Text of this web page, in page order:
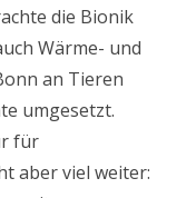
die Bionik
Wärme- und
an Tieren
umgesetzt.
für
aber viel weiter: